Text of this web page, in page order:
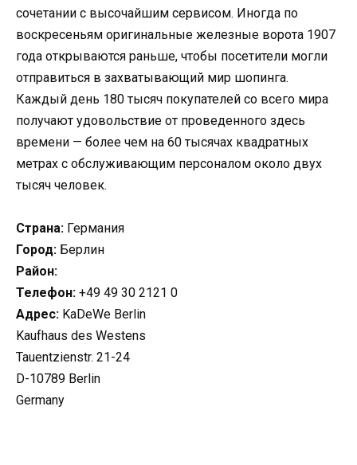
сочетании с высочайшим сервисом. Иногда по
воскресеньям оригинальные железные ворота 1907
года открываются раньше, чтобы посетители могли
отправиться в захватывающий мир шопинга.
Каждый день 180 тысяч покупателей со всего мира
получают удовольствие от проведенного здесь
времени — более чем на 60 тысячах квадратных
метрах с обслуживающим персоналом около двух
тысяч человек.
Страна: Германия
Город: Берлин
Район:
Телефон: +49 49 30 2121 0
Адрес: KaDeWe Berlin
Kaufhaus des Westens
Tauentzienstr. 21-24
D-10789 Berlin
Germany